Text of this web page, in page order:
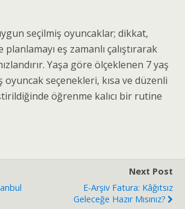
seçilmiş oyuncaklar; dikkat,
planlamayı eş zamanlı çalıştırarak
Yaşa göre ölçeklenen 7 yaş
oyuncak seçenekleri, kısa ve düzenli
öğrenme kalıcı bir rutine
Next Post
E-Arşiv Fatura: Kâğıtsız
Geleceğe Hazır Mısınız?